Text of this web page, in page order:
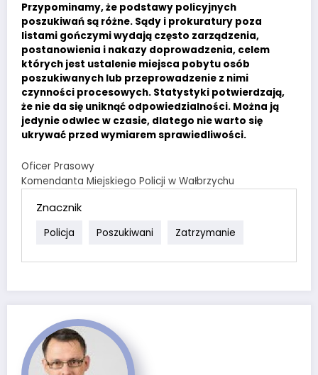
Przypominamy, że podstawy policyjnych
poszukiwań są różne. Sądy i prokuratury poza
listami gończymi wydają często zarządzenia,
postanowienia i nakazy doprowadzenia, celem
których jest ustalenie miejsca pobytu osób
poszukiwanych lub przeprowadzenie z nimi
czynności procesowych. Statystyki potwierdzają,
że nie da się uniknąć odpowiedzialności. Można ją
jedynie odwlec w czasie, dlatego nie warto się
ukrywać przed wymiarem sprawiedliwości.
Oficer Prasowy
Komendanta Miejskiego Policji w Wałbrzychu
Znacznik
Policja Poszukiwani Zatrzymanie